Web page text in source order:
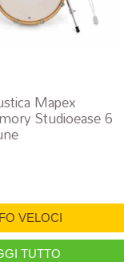
Mapex
Studioease 6
VELOCI
TUTTO